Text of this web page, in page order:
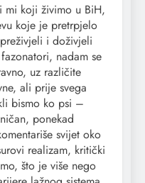
mi koji živimo u BiH,
koje je pretrpjelo
i doživjeli
nadam se
uz različite
ali prije svega
bismo ko psi –
ponekad
svijet oko
realizam, kritički
što je više nego